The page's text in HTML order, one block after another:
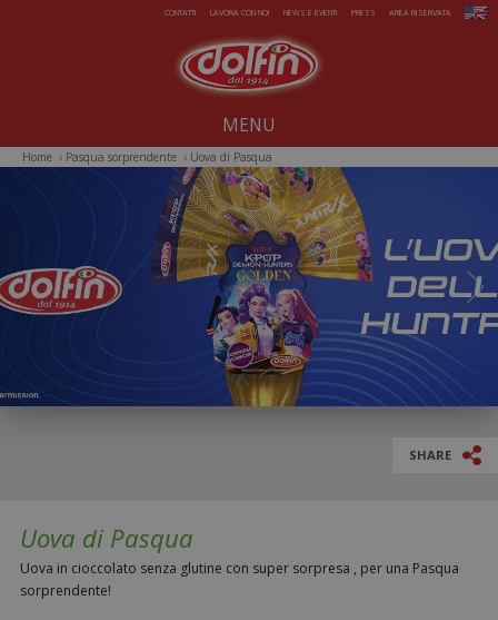
Salta al contenuto principaleCONTATTI LAVORA CON NOI NEWS E EVENTI PRESS AREA RISERVATA
Noi dal 1914
Dolcezze per tutto l'anno
Estate da gelare
Magie di Natale
Pasqua sorprendente
Iniziative Speciali
MENU
Home › Pasqua sorprendente › Uova di Pasqua
SHARE
Uova di Pasqua
Uova in cioccolato senza glutine con super sorpresa , per una Pasqua
sorprendente!